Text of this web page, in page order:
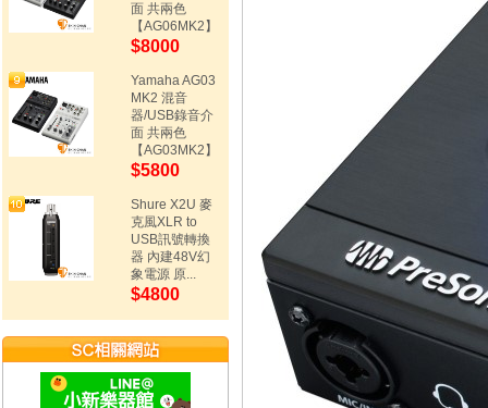
面 共兩色
【AG06MK2】
$8000
Yamaha AG03
MK2 混音
器/USB錄音介
面 共兩色
【AG03MK2】
$5800
Shure X2U 麥
克風XLR to
USB訊號轉換
器 內建48V幻
象電源 原...
$4800